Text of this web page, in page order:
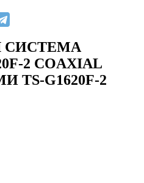
СИСТЕМА
2 COAXIAL
TS-G1620F-2